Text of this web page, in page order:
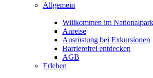
Allgemein
Willkommen im Nationalpark
Anreise
Ausrüstung bei Exkursionen
Barrierefrei entdecken
AGB
Erleben